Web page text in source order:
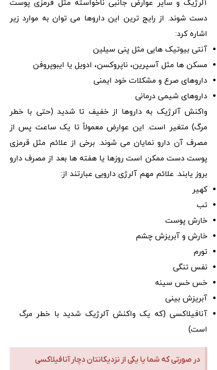
آلرژیک و سایر عوارض جانبی ناخواسته مثل قرمزی پوست
دست شوند. از رایج ترین این داروها می توان به موارد زیر
اشاره کرد:
آنتی بیوتیک هایی مثل پنی سیلین
مسکن ها مثل آسپرین، ناپروکسن، ادویل یا ایبوپروفن
داروهای صرع و مشکلات خود ایمنی
داروهای شیمی درمانی
واکنش آلرژیک به داروها از خفیف تا شدید (حتی با خطر
مرگ) متغیر است. این عوارض معمولاً تا یک ساعت پس از
مصرف آن دارو نمایان می شوند. برخی از علائم مثل قرمزی
پوست دست ممکن است روزها یا هفته ها بعد از مصرف دارو
بروز یابند. علائم مهم آلرژی دارویی عبارتند از:
کهیر
تب
خارش پوست
خارش و آبریزش چشم
تورم
نفس تنگی
خس خس سینه
آبریزش بینی
آنافیلاکسی (که یک واکنش آلرژیک شدید با خطر مرگ
است)
در صورتی که شما یا یکی از نزدیکانتان دچار آنافیلاکسی